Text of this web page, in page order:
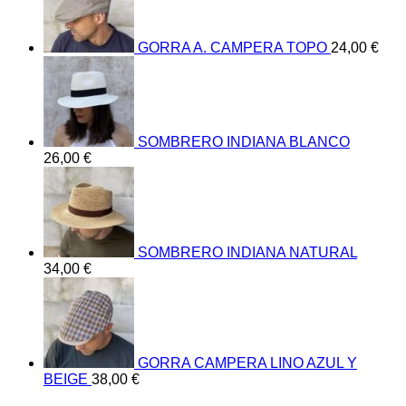
GORRA A. CAMPERA TOPO 24,00 €
SOMBRERO INDIANA BLANCO
26,00 €
SOMBRERO INDIANA NATURAL
34,00 €
GORRA CAMPERA LINO AZUL Y
BEIGE 38,00 €